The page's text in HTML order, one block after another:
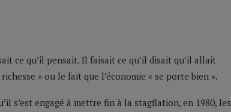
ce qu’il pensait. Il faisait ce qu’il disait qu’il allait
» ou le fait que l’économie « se porte bien ».
s’est engagé à mettre fin à la stagflation, en 1980, les